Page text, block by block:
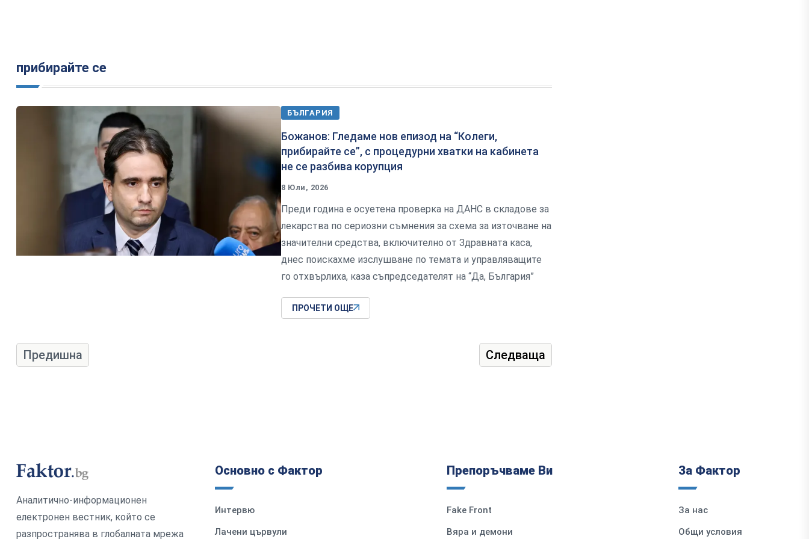
прибирайте се
БЪЛГАРИЯ
Божанов: Гледаме нов епизод на “Колеги,
прибирайте се”, с процедурни хватки на кабинета
не се разбива корупция
8 Юли, 2026
Преди година е осуетена проверка на ДАНС в складове за
лекарства по сериозни съмнения за схема за източване на
значителни средства, включително от Здравната каса,
днес поискахме изслушване по темата и управляващите
го отхвърлиха, каза съпредседателят на “Да, България”
ПРОЧЕТИ ОЩЕ
Предишна Следваща
Аналитично-информационен
електронен вестник, който се
разпространява в глобалната мрежа
Основно с Фактор
Интервю
Лачени цървули
Препоръчваме Ви
Fake Front
Вяра и демони
За Фактор
За нас
Общи условия